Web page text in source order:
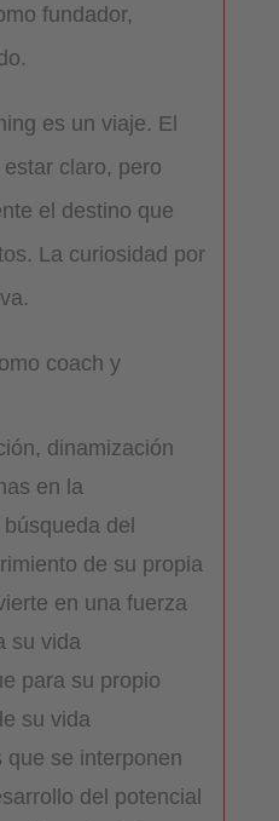
fundador,
es un viaje. El
claro, pero
el destino que
La curiosidad por
coach y
dinamización
en la
del
de su propia
en una fuerza
su vida
para su propio
su vida
que se interponen
del potencial